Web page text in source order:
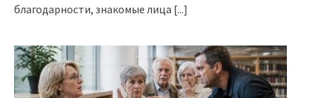
благодарности, знакомые лица [...]